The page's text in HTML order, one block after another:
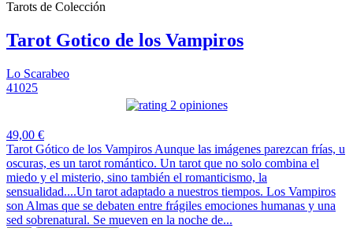
Tarots de Colección
Tarot Gotico de los Vampiros
Lo Scarabeo
41025
2 opiniones
49,00 €
Tarot Gótico de los Vampiros Aunque las imágenes parezcan frías, u
oscuras, es un tarot romántico. Un tarot que no solo combina el
miedo y el misterio, sino también el romanticismo, la
sensualidad....Un tarot adaptado a nuestros tiempos. Los Vampiros
son Almas que se debaten entre frágiles emociones humanas y una
sed sobrenatural. Se mueven en la noche de...